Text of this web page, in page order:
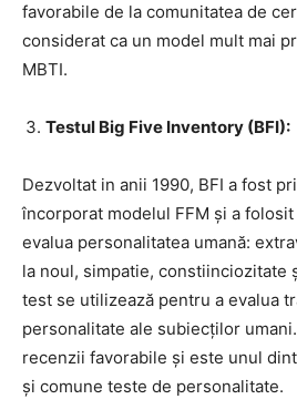
favorabile de la comunitatea de
considerat ca un model mult mai
MBTI.
Testul Big Five Inventory (BFI):
Dezvoltat in anii 1990, BFI a fost
încorporat modelul FFM și a
evalua personalitatea umană:
la noul, simpatie, constiinciozitate
test se utilizează pentru a evalua
personalitate ale subiecților
recenzii favorabile și este unul
și comune teste de personalitate.